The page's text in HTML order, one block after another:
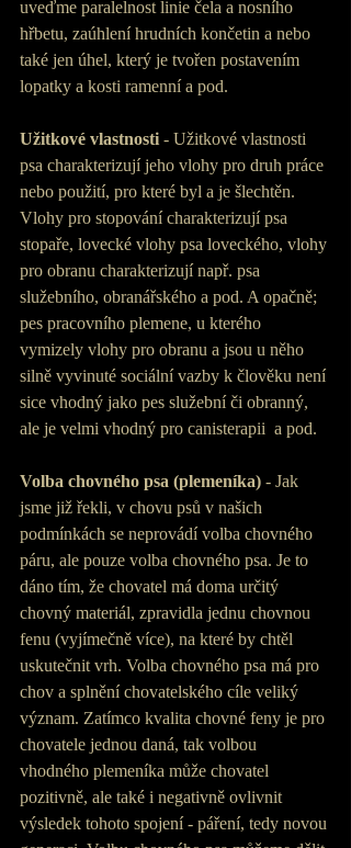
uveďme paralelnost linie čela a nosního
hřbetu, zaúhlení hrudních končetin a nebo
také jen úhel, který je tvořen postavením
lopatky a kosti ramenní a pod.
Užitkové vlastnosti - Užitkové vlastnosti
psa charakterizují jeho vlohy pro druh práce
nebo použití, pro které byl a je šlechtěn.
Vlohy pro stopování charakterizují psa
stopaře, lovecké vlohy psa loveckého, vlohy
pro obranu charakterizují např. psa
služebního, obranářského a pod. A opačně;
pes pracovního plemene, u kterého
vymizely vlohy pro obranu a jsou u něho
silně vyvinuté sociální vazby k člověku není
sice vhodný jako pes služební či obranný,
ale je velmi vhodný pro canisterapii  a pod.
Volba chovného psa (plemeníka) - Jak
jsme již řekli, v chovu psů v našich
podmínkách se neprovádí volba chovného
páru, ale pouze volba chovného psa. Je to
dáno tím, že chovatel má doma určitý
chovný materiál, zpravidla jednu chovnou
fenu (vyjímečně více), na které by chtěl
uskutečnit vrh. Volba chovného psa má pro
chov a splnění chovatelského cíle veliký
význam. Zatímco kvalita chovné feny je pro
chovatele jednou daná, tak volbou
vhodného plemeníka může chovatel
pozitivně, ale také i negativně ovlivnit
výsledek tohoto spojení - páření, tedy novou